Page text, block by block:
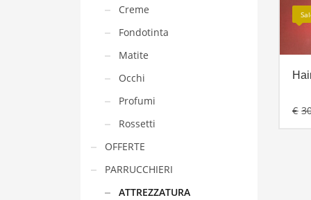
€
Creme
Fondotinta
Matite
Occhi
Profumi
Rossetti
OFFERTE
PARRUCCHIERI
ATTREZZATURA